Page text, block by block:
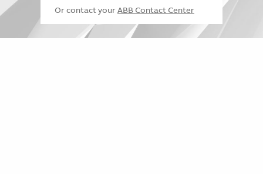
Or contact your ABB Contact Center